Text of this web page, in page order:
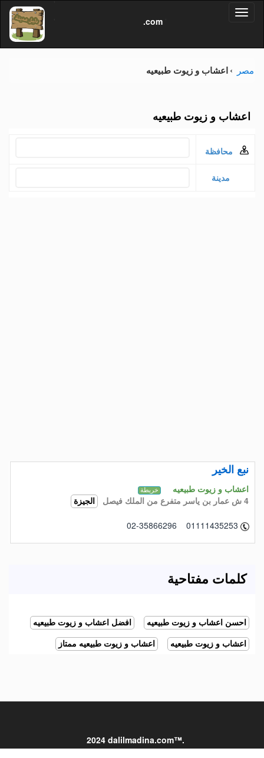
'
.com'
مصر اعشاب و زيوت طبيعيه
اعشاب و زيوت طبيعيه
محافظة
مدينة
نبع الخير
اعشاب و زيوت طبيعيه خريطة
4 ش عمار بن ياسر متفرع من الملك فيصل الجيزة
02-35866296 01111435253
كلمات مفتاحية
احسن اعشاب و زيوت طبيعيه افضل اعشاب و زيوت طبيعيه
اعشاب و زيوت طبيعيه اعشاب و زيوت طبيعيه ممتاز
2024 dalilmadina.com™.